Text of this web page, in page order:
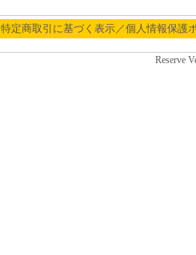
特定商取引に基づく表示／個人情報保護
Reserve